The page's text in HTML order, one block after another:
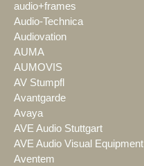
audio+frames
Audio-Technica
Audiovation
AUMA
AUMOVIS
AV Stumpfl
Avantgarde
Avaya
AVE Audio Stuttgart
AVE Audio Visual Equipment
Aventem